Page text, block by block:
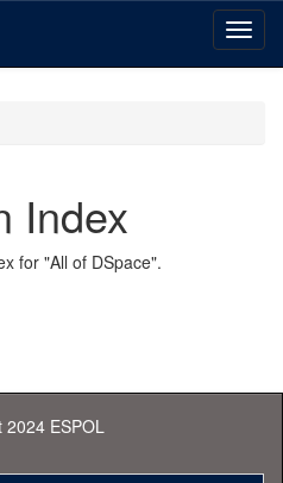
Index
for "All of DSpace".
2024 ESPOL